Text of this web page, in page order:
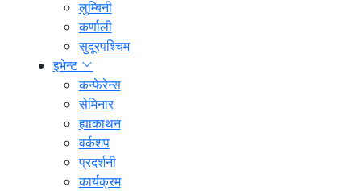
लुम्बिनी
कर्णाली
सुदूरपश्चिम
इभेन्ट
कन्फेरेन्स
सेमिनार
ह्याकाथन
वर्कशप
प्रदर्शनी
कार्यक्रम